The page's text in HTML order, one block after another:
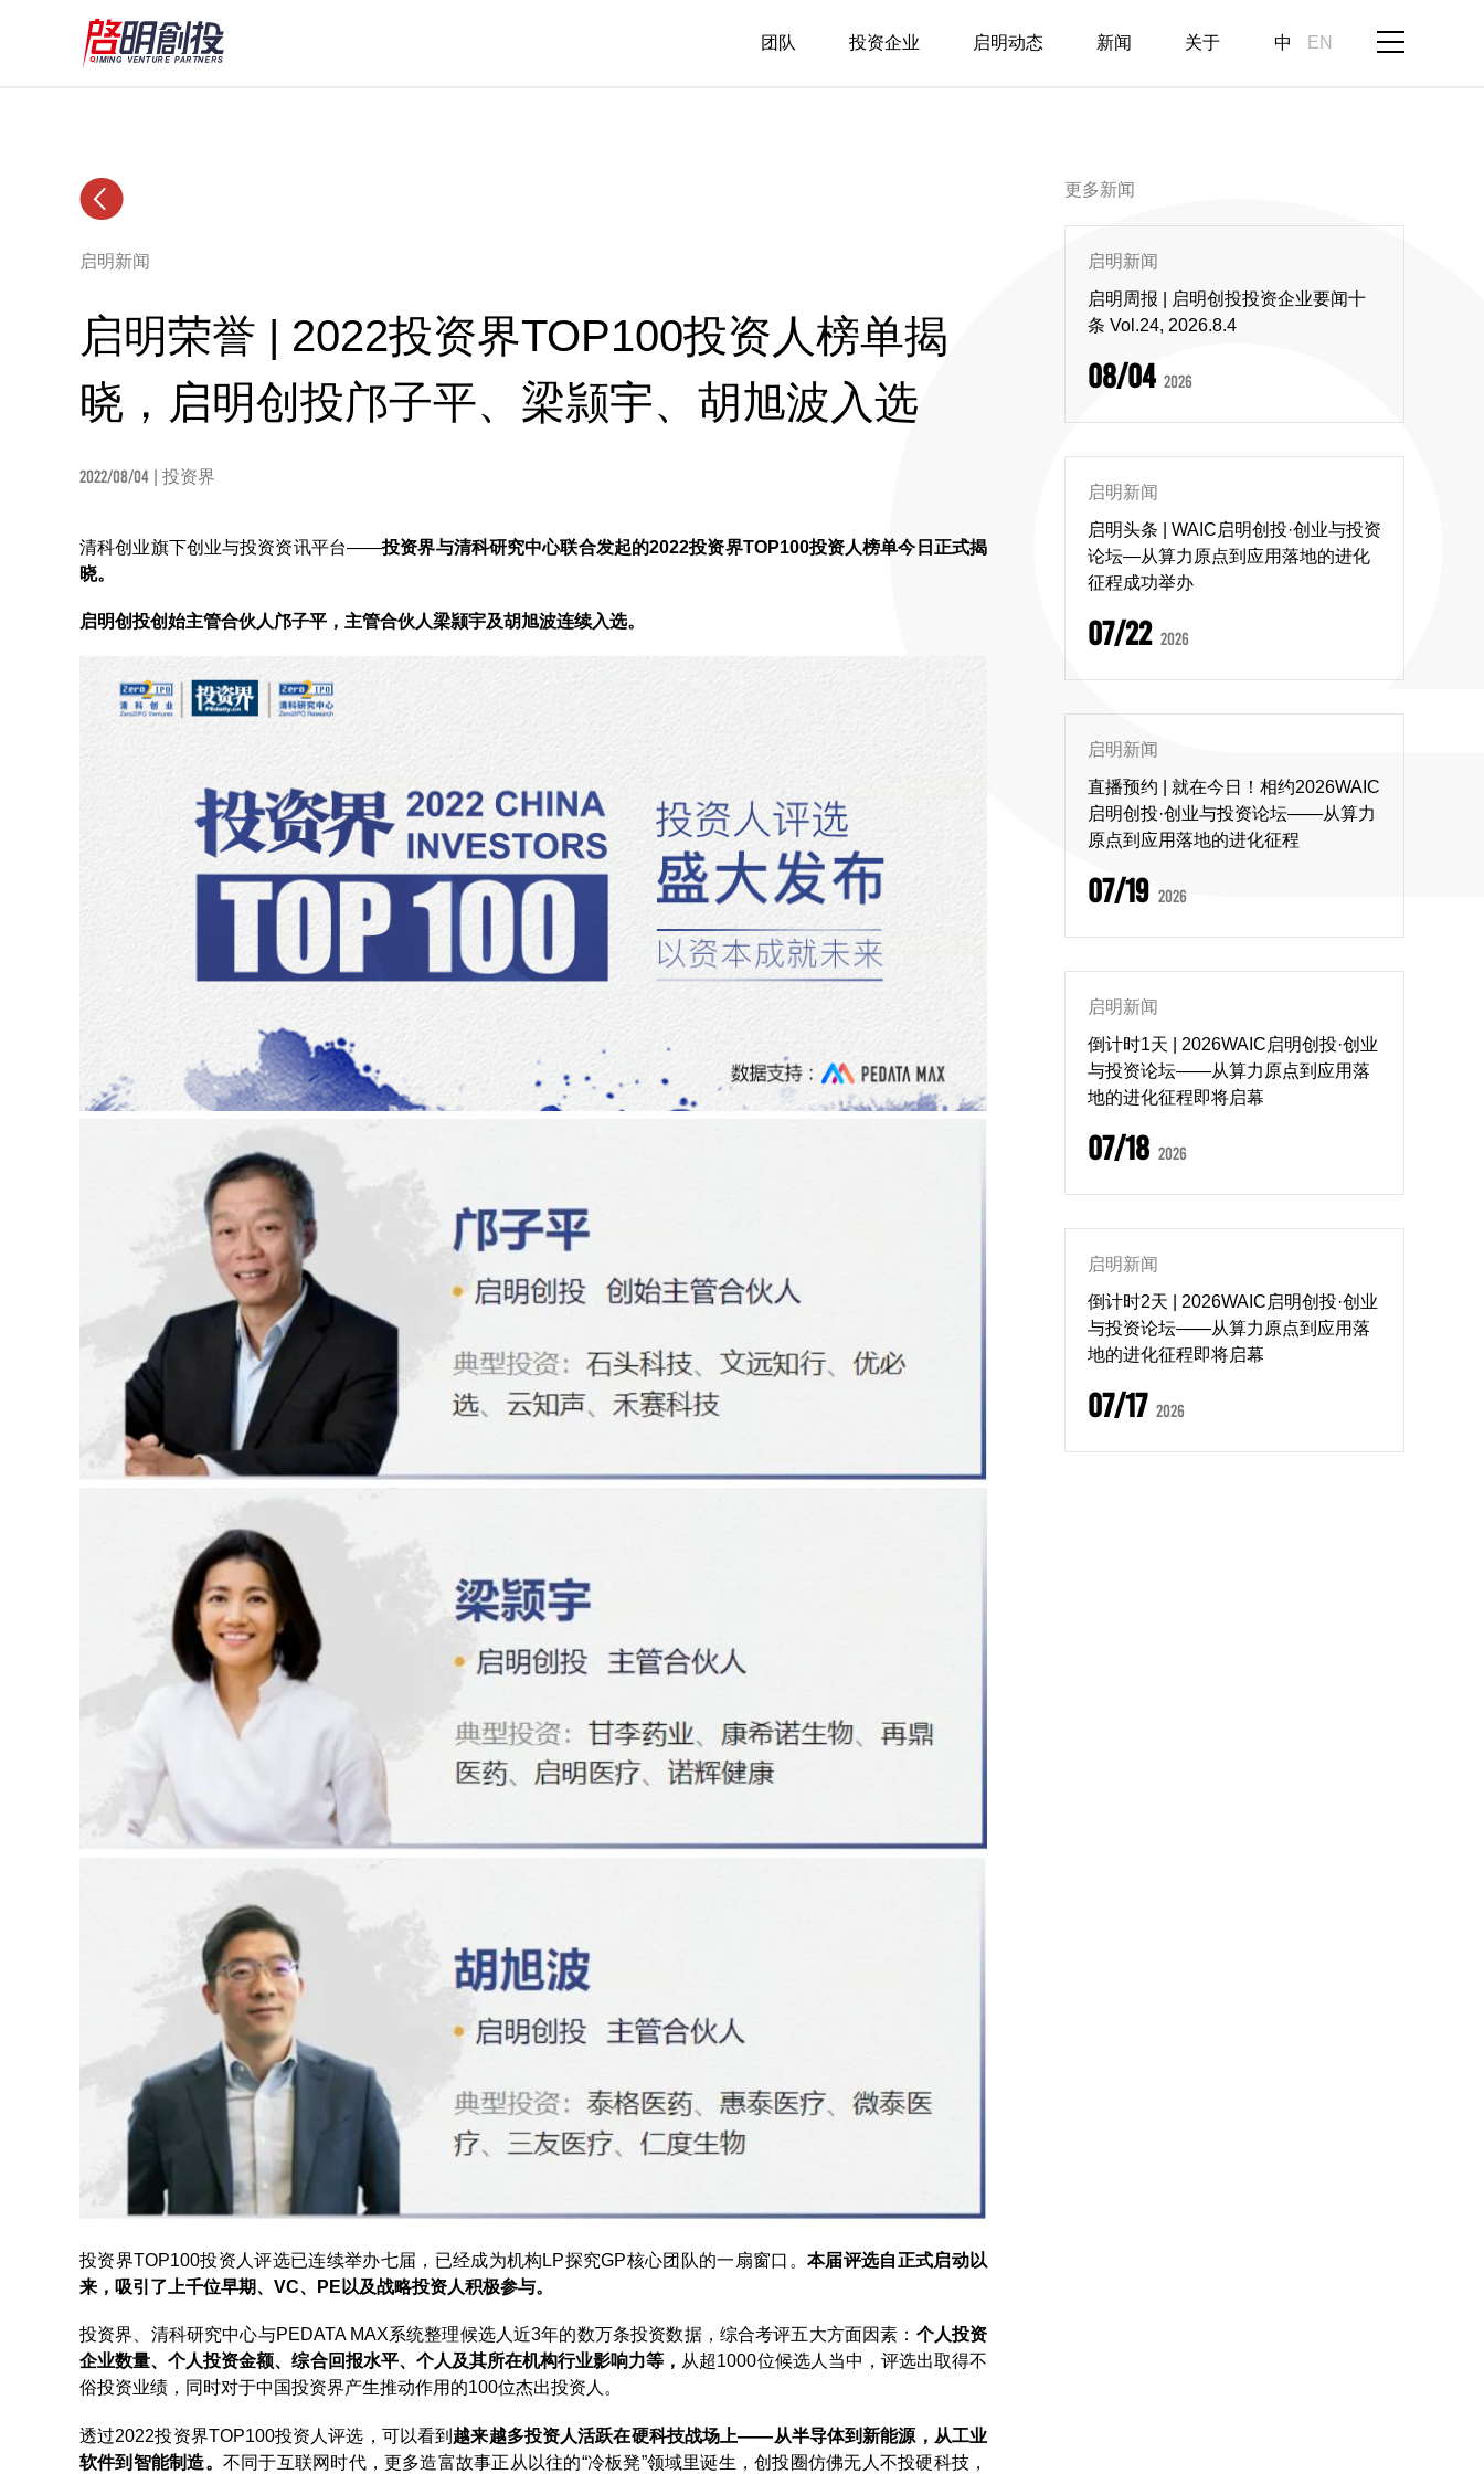
中 EN
团队 投资企业 启明动态 新闻 关于
启明新闻
启明荣誉 | 2022投资界TOP100投资人榜单揭
晓，启明创投邝子平、梁颕宇、胡旭波入选
2022/08/04 | 投资界
清科创业旗下创业与投资资讯平台——投资界与清科研究中心联合发起的2022投资界TOP100投资人榜单今日正式揭
晓。
启明创投创始主管合伙人邝子平，主管合伙人梁颕宇及胡旭波连续入选。
投资界TOP100投资人评选已连续举办七届，已经成为机构LP探究GP核心团队的一扇窗口。本届评选自正式启动以
来，吸引了上千位早期、VC、PE以及战略投资人积极参与。
投资界、清科研究中心与PEDATA MAX系统整理候选人近3年的数万条投资数据，综合考评五大方面因素： 个人投资
企业数量、个人投资金额、综合回报水平、个人及其所在机构行业影响力等， 从超1000位候选人当中，评选出取得不
俗投资业绩，同时对于中国投资界产生推动作用的100位杰出投资人。
透过2022投资界TOP100投资人评选，可以看到 越来越多投资人活跃在硬科技战场上——从半导体到新能源，从工业
软件到智能制造。 不同于互联网时代，更多造富故事正从以往的“冷板凳”领域里诞生，创投圈仿佛无人不投硬科技，
更多新闻
启明新闻
启明周报 | 启明创投投资企业要闻十
条 Vol.24, 2026.8.4
08/04 2026
启明新闻
启明头条 | WAIC启明创投·创业与投资
论坛—从算力原点到应用落地的进化
征程成功举办
07/22 2026
启明新闻
直播预约 | 就在今日！相约2026WAIC
启明创投·创业与投资论坛——从算力
原点到应用落地的进化征程
07/19 2026
启明新闻
倒计时1天 | 2026WAIC启明创投·创业
与投资论坛——从算力原点到应用落
地的进化征程即将启幕
07/18 2026
启明新闻
倒计时2天 | 2026WAIC启明创投·创业
与投资论坛——从算力原点到应用落
地的进化征程即将启幕
07/17 2026